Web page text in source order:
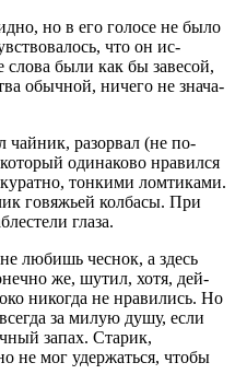
но в его голосе не было
что он ис­
были как бы завесой,
обычной, ничего не знача­
чайник, разорвал (не по­
одинаково нравился
тонкими ломтиками.
говяжьей колбасы. При
глаза.
любишь чеснок, а здесь
же, шутил, хотя, дей­
никогда не нравились. Но
за милую душу, если
запах. Старик,
не мог удержаться, чтобы